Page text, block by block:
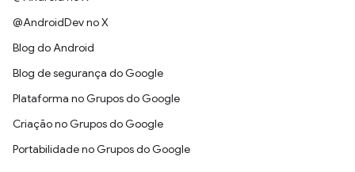
@AndroidDev no X
Blog do Android
Blog de segurança do Google
Plataforma no Grupos do Google
Criação no Grupos do Google
Portabilidade no Grupos do Google